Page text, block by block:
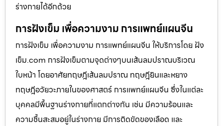
ร่างกายได้อีกด้วย
การฝังเข็ม เพื่อความงาม การแพทย์แผนจีน
การฝังเข็ม เพื่อความงาม การแพทย์แผนจีน ให้บริการโดย ฝัง
เข็ม.com การฝังเข็มตามจุดต่างๆบนเส้นลมปราณบริเวณ
ใบหน้า โดยอาศัยทฤษฎีเส้นลมปราณ ทฤษฎียินและหยาง
ทฤษฎีอวัยวะภายในของศาสตร์ การแพทย์แผนจีน ซึ่งในแต่ละ
บุคคลมีพื้นฐานร่างกายที่แตกต่างกัน เช่น มีความร้อนและ
ความชื้นสะสมอยู่ในร่างกาย มีการติดขัดของเลือด และ